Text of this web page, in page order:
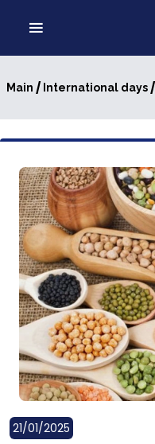
Main / International days
21/01/2025